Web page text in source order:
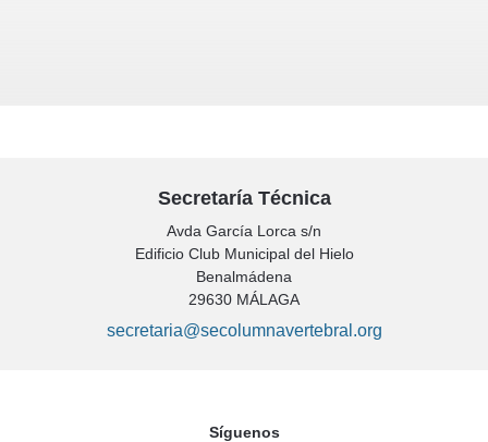
Secretaría Técnica
Avda García Lorca s/n
Edificio Club Municipal del Hielo
Benalmádena
29630 MÁLAGA
secretaria@secolumnavertebral.org
Síguenos